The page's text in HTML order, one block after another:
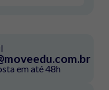
em até 48h